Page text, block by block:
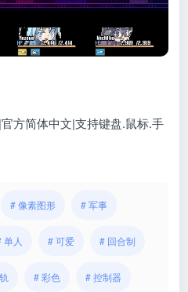
方简体中文|支持键盘.鼠标.手
# 像素图形 # 军事
单人 # 可爱 # 回合制
# 彩色 # 控制器